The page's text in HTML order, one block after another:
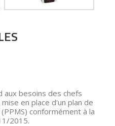
aux besoins des chefs
en place d'un plan de
conformément à la
2015.